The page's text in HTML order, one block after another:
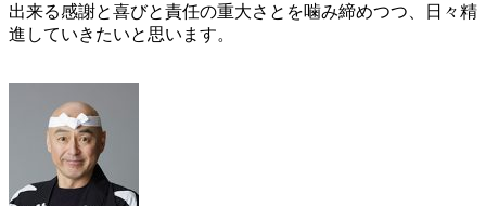
出来る感謝と喜びと責任の重大さとを噛み締めつつ、日々精
進していきたいと思います。